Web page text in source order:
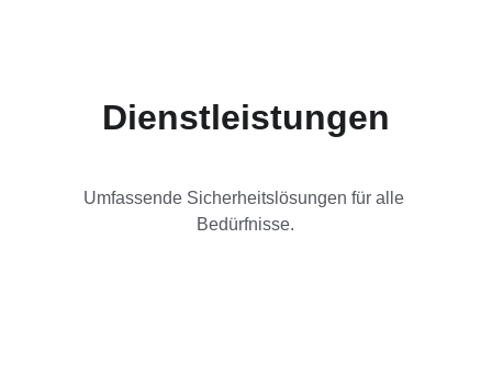
Dienstleistungen
Umfassende Sicherheitslösungen für alle
Bedürfnisse.